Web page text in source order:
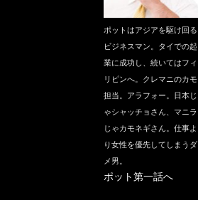
ポットはアジアを駆け回る
ビジネスマン。タイでの起
業に成功し、続いてはフィ
リピンへ。クレマニのカモ
担当。アラフォー。日本じ
ゃシャッチョさん、マニラ
じゃカモネギさん。仕事よ
り女性を優先してしまうダ
メ男。
ポット第一話へ